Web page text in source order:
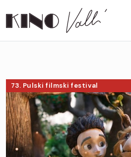
73. Pulski filmski festival